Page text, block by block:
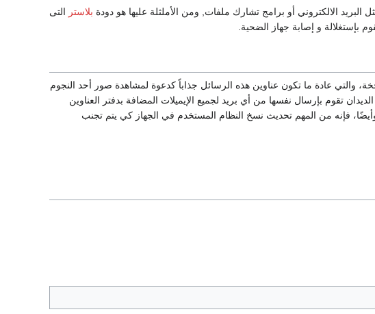
الالكتروني أو برامج تشارك ملفات, ومن الأملثلة عليها هو دودة بلاستر التى
والتي عادة ما تكون عناوين هذه الرسائل جذاباً كدعوة لمشاهدة صور أحد النجوم
تقوم بإرسال نفسها من أي بريد لجميع الإيميلات المضافة بدفتر العناوين
فإنه من المهم تحديث نسخ النظام المستخدم في الجهاز كي يتم تجنب